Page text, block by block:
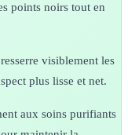
points noirs tout en
visiblement les
plus lisse et net.
aux soins purifiants